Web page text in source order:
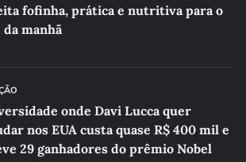
fofinha, prática e nutritiva para o
da manhã
onde Davi Lucca quer
nos EUA custa quase R$ 400 mil e
29 ganhadores do prêmio Nobel